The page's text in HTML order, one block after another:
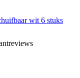
wit 6 stuks